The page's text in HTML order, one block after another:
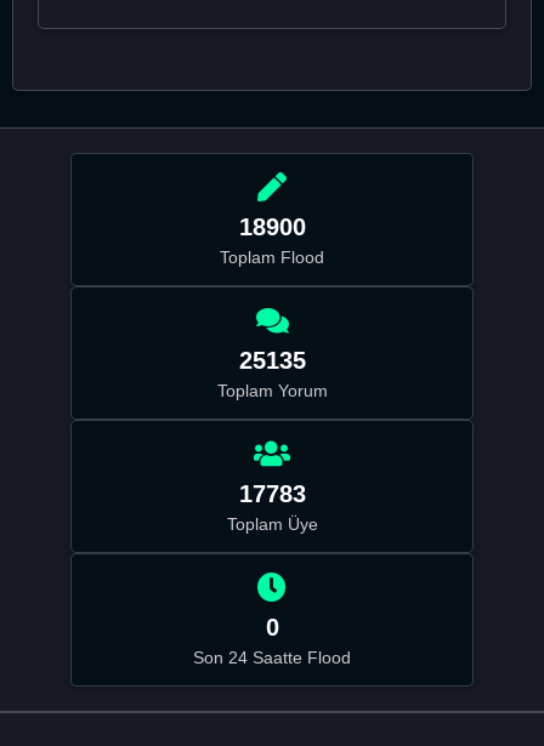
18900
Toplam Flood
25135
Toplam Yorum
17783
Toplam Üye
0
Son 24 Saatte Flood